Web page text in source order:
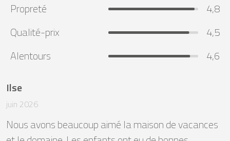
Propreté
4,8
Qualité-prix
4,5
Alentours
4,6
Ilse
juin 2026
Nous avons beaucoup aimé la maison de vacances